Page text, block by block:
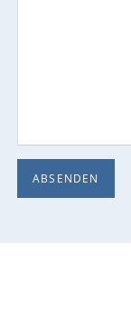
ABSENDEN